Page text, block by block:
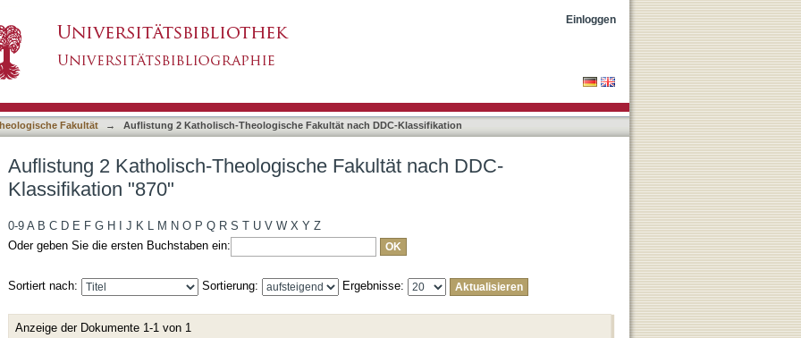
Einloggen
Fakultät → Auflistung 2 Katholisch-Theologische Fakultät nach DDC-Klassifikation
Auflistung 2 Katholisch-Theologische Fakultät nach DDC-
Klassifikation "870"
0-9 A B C D E F G H J K L M N O P Q R S T U V W X Y Z
Oder geben Sie die ersten Buchstaben ein:
Sortiert nach: Sortierung: Ergebnisse:
Anzeige der Dokumente 1-1 von 1